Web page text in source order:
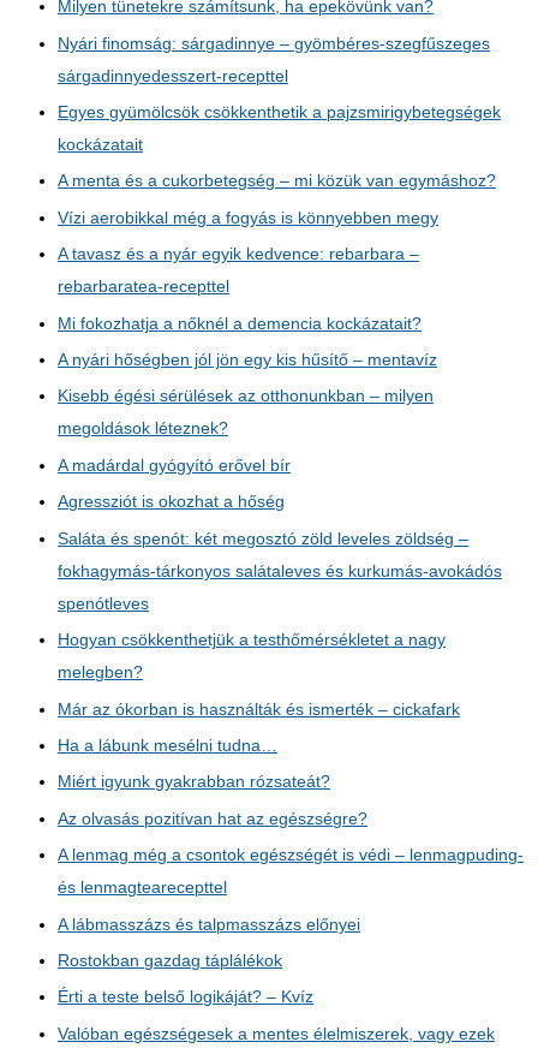
Milyen tünetekre számítsunk, ha epekövünk van?
Nyári finomság: sárgadinnye – gyömbéres-szegfűszeges
sárgadinnyedesszert-recepttel
Egyes gyümölcsök csökkenthetik a pajzsmirigybetegségek
kockázatait
A menta és a cukorbetegség – mi közük van egymáshoz?
Vízi aerobikkal még a fogyás is könnyebben megy
A tavasz és a nyár egyik kedvence: rebarbara –
rebarbaratea-recepttel
Mi fokozhatja a nőknél a demencia kockázatait?
A nyári hőségben jól jön egy kis hűsítő – mentavíz
Kisebb égési sérülések az otthonunkban – milyen
megoldások léteznek?
A madárdal gyógyító erővel bír
Agressziót is okozhat a hőség
Saláta és spenót: két megosztó zöld leveles zöldség –
fokhagymás-tárkonyos salátaleves és kurkumás-avokádós
spenótleves
Hogyan csökkenthetjük a testhőmérsékletet a nagy
melegben?
Már az ókorban is használták és ismerték – cickafark
Ha a lábunk mesélni tudna…
Miért igyunk gyakrabban rózsateát?
Az olvasás pozitívan hat az egészségre?
A lenmag még a csontok egészségét is védi – lenmagpuding-
és lenmagtearecepttel
A lábmasszázs és talpmasszázs előnyei
Rostokban gazdag táplálékok
Érti a teste belső logikáját? – Kvíz
Valóban egészségesek a mentes élelmiszerek, vagy ezek